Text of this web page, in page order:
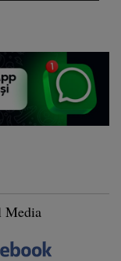
Media